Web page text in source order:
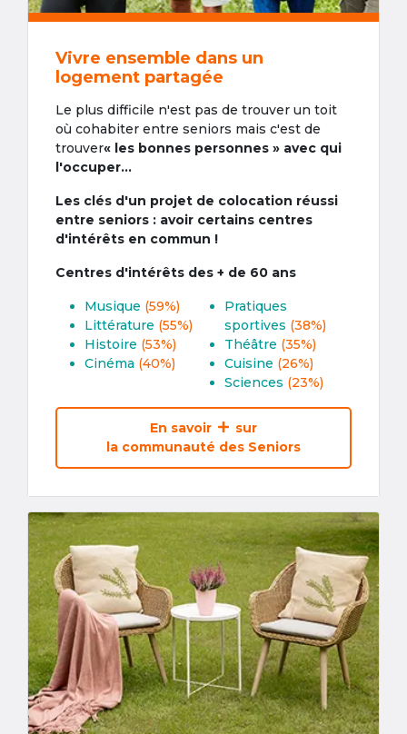
Vivre ensemble dans un
logement partagée
Le plus difficile n'est pas de trouver un toit
où cohabiter entre seniors mais c'est de
trouver« les bonnes personnes » avec qui
l'occuper...
Les clés d'un projet de colocation réussi
entre seniors : avoir certains centres
d'intérêts en commun !
Centres d'intérêts des + de 60 ans
Musique (59%)
Littérature (55%)
Histoire (53%)
Cinéma (40%)
Pratiques
sportives (38%)
Théâtre (35%)
Cuisine (26%)
Sciences (23%)
En savoir
sur
la communauté des Seniors